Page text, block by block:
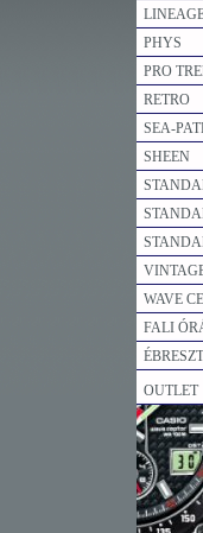
PHYS
PRO
RETRO
SEA-
SHEEN
WAVE
FALI
OUTLET